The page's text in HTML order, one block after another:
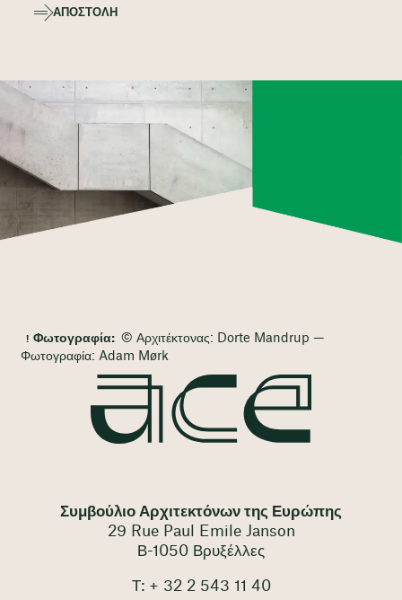
ΑΠΟΣΤΟΛΉ
Φωτογραφία: © Αρχιτέκτονας: Dorte Mandrup —
Φωτογραφία: Adam Mørk
Συμβούλιο Αρχιτεκτόνων της Ευρώπης
29 Rue Paul Emile Janson
Β-1050 Βρυξέλλες
Τ: + 32 2 543 11 40